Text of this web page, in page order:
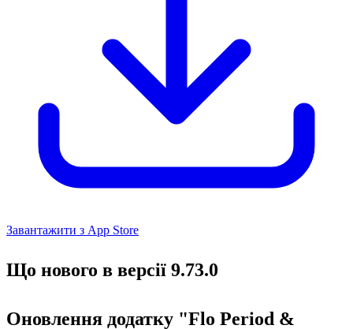
Завантажити з App Store
Що нового в версії 9.73.0
Оновлення додатку "Flo Period &